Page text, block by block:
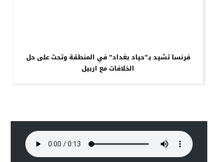
فرنسا تشيد بـ”حياد بغداد” في المنطقة وتحث على حل
الخلافات مع اربيل